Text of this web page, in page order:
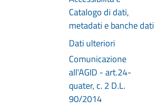
Catalogo di dati,
metadati e banche dati
Dati ulteriori
Comunicazione
all'AGID - art.24-
quater, c. 2 D.L.
90/2014